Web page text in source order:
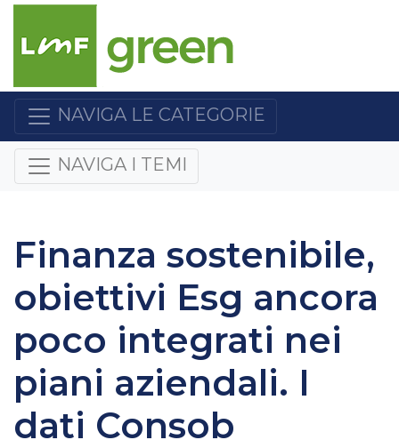
NAVIGA LE CATEGORIE
NAVIGA I TEMI
Finanza sostenibile,
obiettivi Esg ancora
poco integrati nei
piani aziendali. I
dati Consob